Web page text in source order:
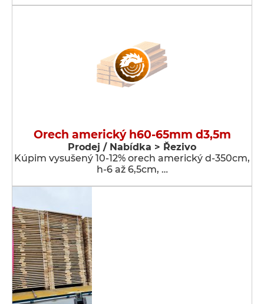
Orech americký h60-65mm d3,5m
Prodej / Nabídka > Řezivo
Kúpim vysušený 10-12% orech americký d-350cm,
h-6 až 6,5cm, …